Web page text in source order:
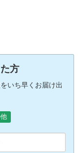
方
いち早くお届け出